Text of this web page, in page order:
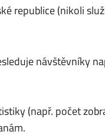
republice (nikoli
návštěvníky
(např. počet